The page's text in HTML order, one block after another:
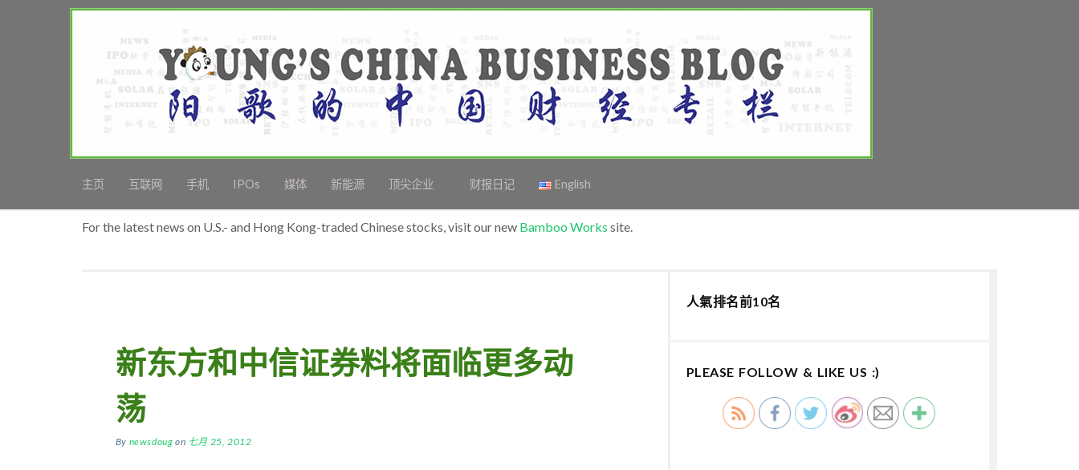
主页 互联网 手机 IPOs 媒体 新能源 顶尖企业 财报日记 English
For the latest news on U.S.- and Hong Kong-traded Chinese stocks, visit our new Bamboo Works site.
新东方和中信证券料将面临更多动
荡
By newsdoug on 七月 25, 2012
人氣排名前10名
PLEASE FOLLOW & LIKE US :)